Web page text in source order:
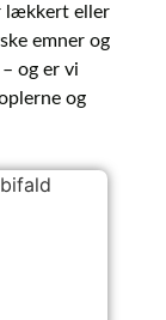
lækkert eller
emner og
og er vi
og